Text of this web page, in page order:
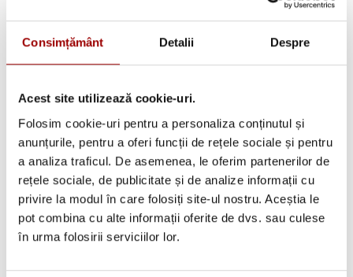
Consimțământ Detalii Despre
Acest site utilizează cookie-uri.
Folosim cookie-uri pentru a personaliza conținutul și
anunțurile, pentru a oferi funcții de rețele sociale și pentru
a analiza traficul. De asemenea, le oferim partenerilor de
rețele sociale, de publicitate și de analize informații cu
privire la modul în care folosiți site-ul nostru. Aceștia le
pot combina cu alte informații oferite de dvs. sau culese
în urma folosirii serviciilor lor.
Caută pe blog
Testimoniale (1493)
Aplicatii textile (123)
Evenimente (66)
Broderii gratuite(103)